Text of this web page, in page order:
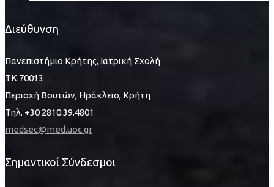
Διεύθυνση
Πανεπιστήμιο Κρήτης, Ιατρική Σχολή
ΤΚ 70013
Περιοχή Βουτών, Ηράκλειο, Κρήτη
Τηλ. +30 2810.39.4801
medsec@med.uoc.gr
Σημαντικοί Σύνδεσμοι